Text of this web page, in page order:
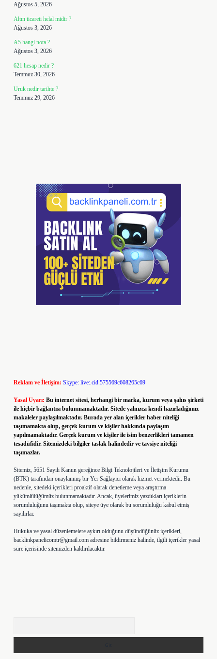
Ağustos 5, 2026
Altın ticareti helal midir ?
Ağustos 3, 2026
A5 hangi nota ?
Ağustos 3, 2026
621 hesap nedir ?
Temmuz 30, 2026
Uruk nedir tarihte ?
Temmuz 29, 2026
Reklam ve İletişim: Skype: live:.cid.575569c608265c69
Yasal Uyarı: Bu internet sitesi, herhangi bir marka, kurum veya şahıs şirketi
ile hiçbir bağlantısı bulunmamaktadır. Sitede yalnızca kendi hazırladığımız
makaleler paylaşılmaktadır. Burada yer alan içerikler haber niteliği
taşımamakta olup, gerçek kurum ve kişiler hakkında paylaşım
yapılmamaktadır. Gerçek kurum ve kişiler ile isim benzerlikleri tamamen
tesadüfidir. Sitemizdeki bilgiler taslak halindedir ve tavsiye niteliği
taşımazlar.
Sitemiz, 5651 Sayılı Kanun gereğince Bilgi Teknolojileri ve İletişim Kurumu
(BTK) tarafından onaylanmış bir Yer Sağlayıcı olarak hizmet vermektedir. Bu
nedenle, sitedeki içerikleri proaktif olarak denetleme veya araştırma
yükümlülüğümüz bulunmamaktadır. Ancak, üyelerimiz yazdıkları içeriklerin
sorumluluğunu taşımakta olup, siteye üye olarak bu sorumluluğu kabul etmiş
sayılırlar.
Hukuka ve yasal düzenlemelere aykırı olduğunu düşündüğünüz içerikleri,
backlinkpanelicomtr@gmail.com adresine bildirmeniz halinde, ilgili içerikler yasal
süre içerisinde sitemizden kaldırılacaktır.